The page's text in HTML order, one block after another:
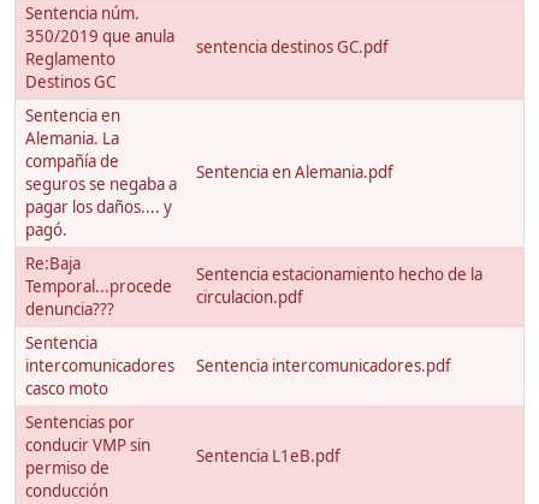
Sentencia núm.
350/2019 que anula
Reglamento
Destinos GC
sentencia destinos GC.pdf
Sentencia en
Alemania. La
compañía de
seguros se negaba a
pagar los daños.... y
pagó.
Sentencia en Alemania.pdf
Re:Baja
Temporal...procede
denuncia???
Sentencia estacionamiento hecho de la
circulacion.pdf
Sentencia
intercomunicadores
casco moto
Sentencia intercomunicadores.pdf
Sentencias por
conducir VMP sin
permiso de
conducción
Sentencia L1eB.pdf